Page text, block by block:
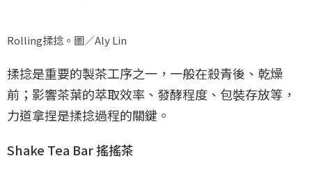
Rolling揉捻。圖／Aly Lin
揉捻是重要的製茶工序之一，一般在殺青後、乾燥
前；影響茶葉的萃取效率、發酵程度、包裝存放等，
力道拿捏是揉捻過程的關鍵。
Shake Tea Bar 搖搖茶